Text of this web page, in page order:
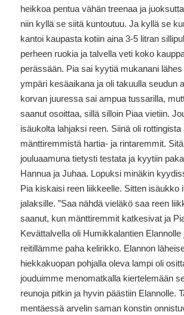
heikkoa pentua vähän treenaa ja
niin kyllä se siitä kuntoutuu. Ja kyllä se
kantoi kaupasta kotiin aina 3-5 litran
perheen ruokia ja talvella veti koko
perässään. Pia sai kyytiä mukanani
ympäri kesäaikana ja oli takuulla seudun
korvan juuressa sai ampua tussarilla,
saanut osoittaa, sillä silloin Piaa vietiin.
isäukolta lahjaksi reen. Siinä oli rottingista
mänttiremmistä hartia- ja rintaremmit.
jouluaamuna tietysti testata ja kyytiin
Hannua ja Juhaa. Lopuksi minäkin
Pia kiskaisi reen liikkeelle. Sitten isäukko
jalaksille. ”Saa nähdä vieläkö saa reen
saanut, kun mänttiremmit katkesivat ja
Kevättalvella oli Humikkalantien Elannolle
reitillämme paha kelirikko. Elannon
hiekkakuopan pohjalla oleva lampi oli
jouduimme menomatkalla kiertelemään
reunoja pitkin ja hyvin päästiin Elannolle.
mentäessä arvelin saman konstin